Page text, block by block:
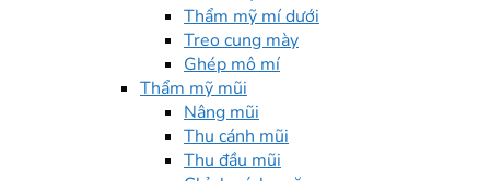
Thẩm mỹ mí dưới
Treo cung mày
Ghép mô mí
Thẩm mỹ mũi
Nâng mũi
Thu cánh mũi
Thu đầu mũi